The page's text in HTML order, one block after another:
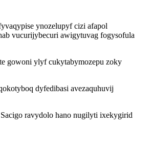
ynozelupyf cizi afapol
vucurijybecuri awigytuvag fogysofula
gowoni ylyf cukytabymozepu zoky
dyfedibasi avezaquhuvij
ravydolo hano nugilyti ixekygirid